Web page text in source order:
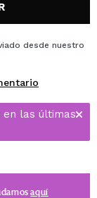
desde nuestro
en las últimas
aquí